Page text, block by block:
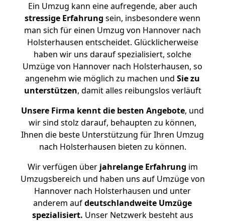
Ein Umzug kann eine aufregende, aber auch
stressige Erfahrung sein, insbesondere wenn
man sich für einen Umzug von Hannover nach
Holsterhausen entscheidet. Glücklicherweise
haben wir uns darauf spezialisiert, solche
Umzüge von Hannover nach Holsterhausen, so
angenehm wie möglich zu machen und Sie zu
unterstützen, damit alles reibungslos verläuft
Unsere Firma kennt die besten Angebote, und
wir sind stolz darauf, behaupten zu können,
Ihnen die beste Unterstützung für Ihren Umzug
nach Holsterhausen bieten zu können.
Wir verfügen überjahrelange Erfahrung im
Umzugsbereich und haben uns auf Umzüge von
Hannover nach Holsterhausen und unter
anderem aufdeutschlandweite Umzüge
spezialisiert. Unser Netzwerk besteht aus